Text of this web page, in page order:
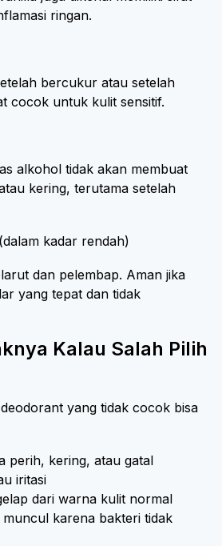
ringan.
bercukur atau setelah
cocok untuk kulit sensitif.
alkohol tidak akan membuat
kering, terutama setelah
kadar rendah)
dan pelembap. Aman jika
yang tepat dan tidak
Kalau Salah Pilih
yang tidak cocok bisa
perih, kering, atau gatal
iritasi
dari warna kulit normal
karena bakteri tidak